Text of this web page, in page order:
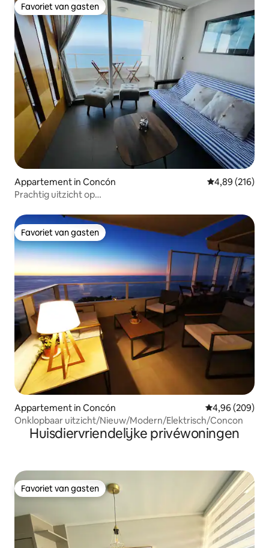
Favoriet van gasten
Favoriet van gasten
Appartement in Concón Gemiddelde
4,89 (216)
Prachtig uitzicht op
Favoriet van gasten
Favoriet van gasten
Appartement in Concón Gemiddelde
4,96 (209)
Onklopbaar uitzicht/Nieuw/Modern/Elektrisch/Concon
Huisdiervriendelijke privéwoningen
Favoriet van gasten
Favoriet van gasten